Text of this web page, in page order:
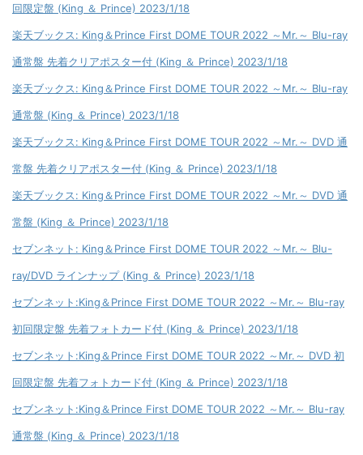
回限定盤 (King ＆ Prince) 2023/1/18
楽天ブックス: King＆Prince First DOME TOUR 2022 ～Mr.～ Blu-ray
通常盤 先着クリアポスター付 (King ＆ Prince) 2023/1/18
楽天ブックス: King＆Prince First DOME TOUR 2022 ～Mr.～ Blu-ray
通常盤 (King ＆ Prince) 2023/1/18
楽天ブックス: King＆Prince First DOME TOUR 2022 ～Mr.～ DVD 通
常盤 先着クリアポスター付 (King ＆ Prince) 2023/1/18
楽天ブックス: King＆Prince First DOME TOUR 2022 ～Mr.～ DVD 通
常盤 (King ＆ Prince) 2023/1/18
セブンネット: King＆Prince First DOME TOUR 2022 ～Mr.～ Blu-
ray/DVD ラインナップ (King ＆ Prince) 2023/1/18
セブンネット:King＆Prince First DOME TOUR 2022 ～Mr.～ Blu-ray
初回限定盤 先着フォトカード付 (King ＆ Prince) 2023/1/18
セブンネット:King＆Prince First DOME TOUR 2022 ～Mr.～ DVD 初
回限定盤 先着フォトカード付 (King ＆ Prince) 2023/1/18
セブンネット:King＆Prince First DOME TOUR 2022 ～Mr.～ Blu-ray
通常盤 (King ＆ Prince) 2023/1/18